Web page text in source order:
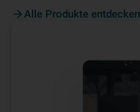
Alle Produkte entdecken